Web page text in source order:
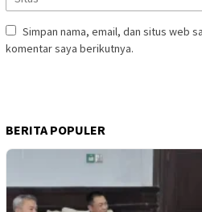
Simpan nama, email, dan situs web
komentar saya berikutnya.
BERITA POPULER